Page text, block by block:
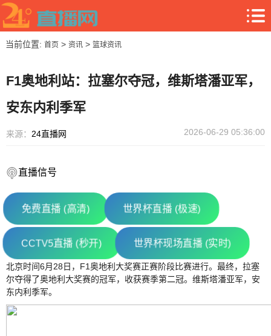
当前位置: 首页> 资讯> 篮球资讯
F1奥地利站：拉塞尔夺冠，维斯塔潘亚军，
安东内利季军
来源： 24直播网 2026-06-29 05:36:00
直播信号
免费直播 (高清) 世界杯直播 (极速)
CCTV5直播 (秒开) 世界杯现场直播 (实时)
北京时间6月28日，F1奥地利大奖赛正赛阶段比赛进行。最终，拉塞
尔夺得了奥地利大奖赛的冠军，收获赛季第二冠。维斯塔潘亚军，安
东内利季军。